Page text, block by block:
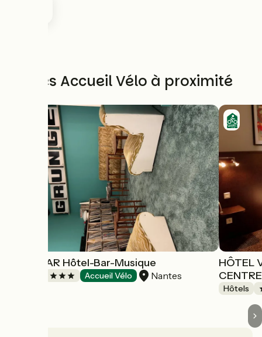
Autres Accueil Vélo à proximité
OLDEGAR Hôtel-Bar-Musique
Accueil Vélo Nantes
HÔTEL
CENTRE
Hôtels